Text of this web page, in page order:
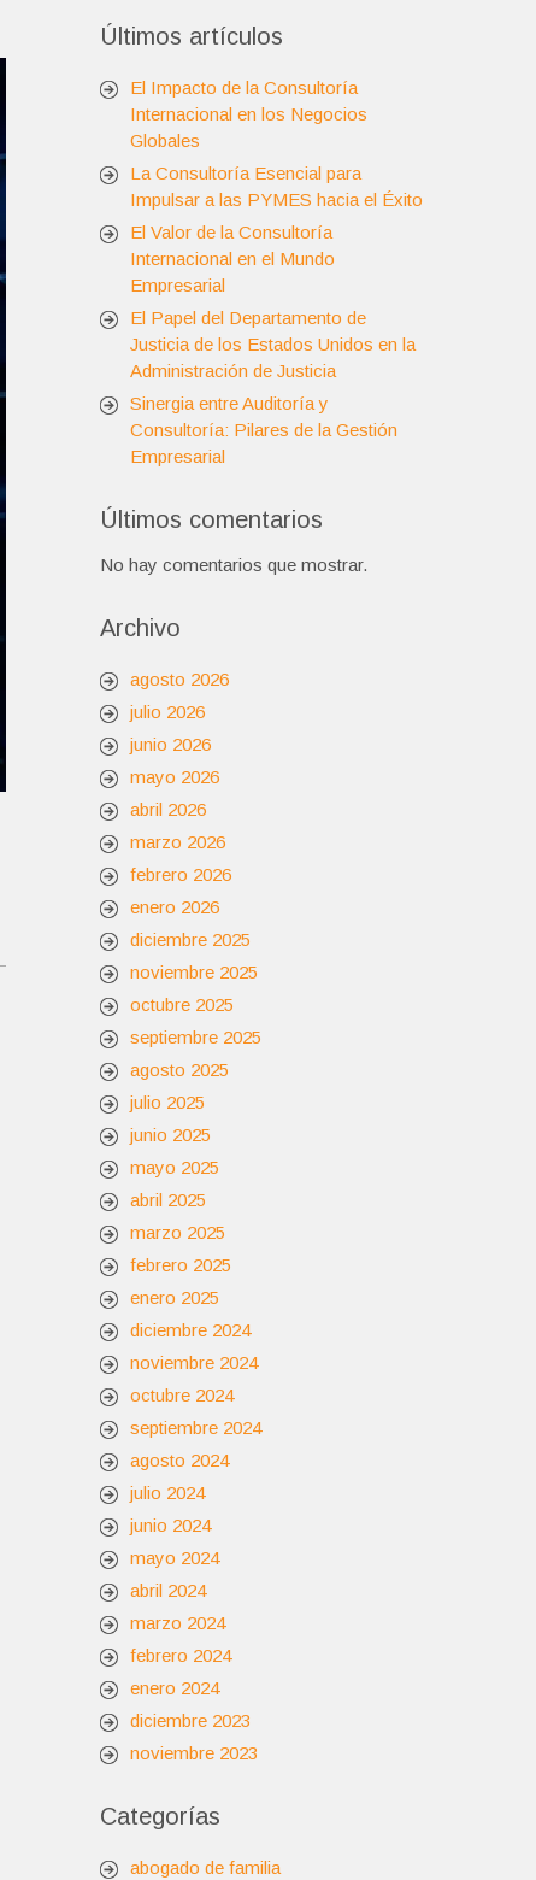
Últimos artículos
El Impacto de la Consultoría
Internacional en los Negocios
Globales
La Consultoría Esencial para
Impulsar a las PYMES hacia el Éxito
El Valor de la Consultoría
Internacional en el Mundo
Empresarial
El Papel del Departamento de
Justicia de los Estados Unidos en la
Administración de Justicia
Sinergia entre Auditoría y
Consultoría: Pilares de la Gestión
Empresarial
Últimos comentarios
No hay comentarios que mostrar.
Archivo
agosto 2026
julio 2026
junio 2026
mayo 2026
abril 2026
marzo 2026
febrero 2026
enero 2026
diciembre 2025
noviembre 2025
octubre 2025
septiembre 2025
agosto 2025
julio 2025
junio 2025
mayo 2025
abril 2025
marzo 2025
febrero 2025
enero 2025
diciembre 2024
noviembre 2024
octubre 2024
septiembre 2024
agosto 2024
julio 2024
junio 2024
mayo 2024
abril 2024
marzo 2024
febrero 2024
enero 2024
diciembre 2023
noviembre 2023
Categorías
abogado de familia